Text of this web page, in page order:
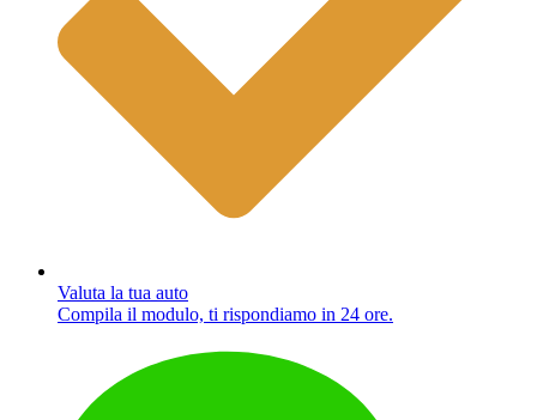
Valuta la tua auto
Compila il modulo, ti rispondiamo in 24 ore.